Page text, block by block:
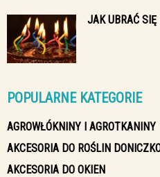
JAK UBRAĆ
POPULARNE KATEGORIE
AGROWŁÓKNINY I AGROTKANINY
AKCESORIA DO ROŚLIN
AKCESORIA DO OKIEN